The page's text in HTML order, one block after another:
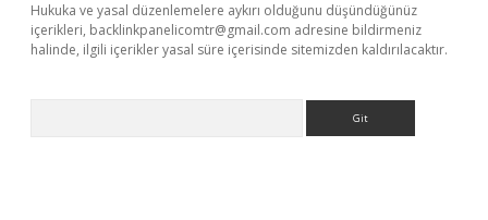
Hukuka ve yasal düzenlemelere aykırı olduğunu düşündüğünüz
içerikleri, backlinkpanelicomtr@gmail.com adresine bildirmeniz
halinde, ilgili içerikler yasal süre içerisinde sitemizden kaldırılacaktır.